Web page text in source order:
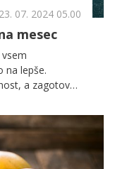
23. 07. 2024 05.00
mesec
na lepše.
a zagotovo
dobro
je le ena plat
drugega.